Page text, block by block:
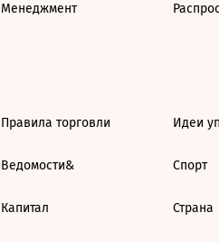
Менеджмент
Правила торговли
Ведомости&
Капитал
Идеи
Спорт
Страна